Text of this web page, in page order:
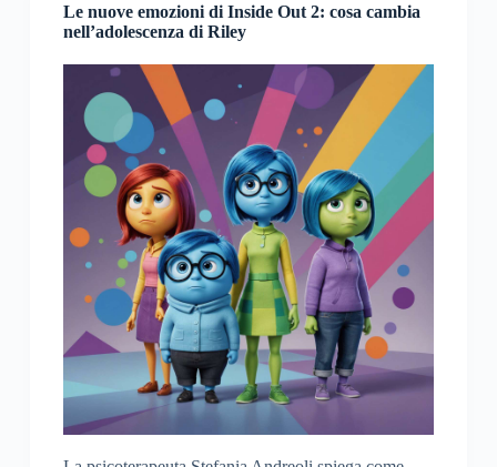
Le nuove emozioni di Inside Out 2: cosa cambia
nell’adolescenza di Riley